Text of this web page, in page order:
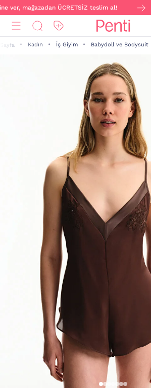
mağazadan ÜCRETSİZ teslim al!
Kadın İç Giyim Babydoll ve Bodysuit